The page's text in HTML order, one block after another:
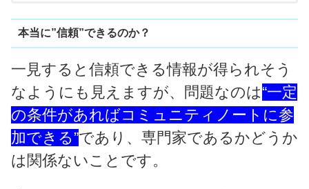
本当に”信頼”できるのか？
一見すると信頼できる情報が得られそう
なようにも見えますが、問題なのは“一定
の条件があればコミュニティノートに参
加できる”であり、専門家であるかどうか
は関係ないことです。